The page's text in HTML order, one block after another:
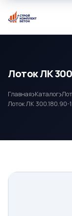
Лоток ЛК
Главная Каталог
Лоток ЛК 300.180.90-1